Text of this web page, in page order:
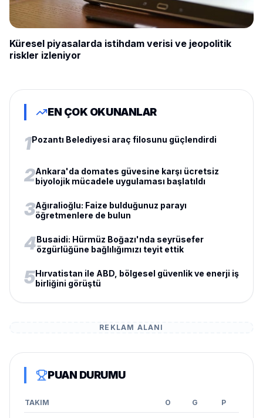
Küresel piyasalarda istihdam verisi ve jeopolitik
riskler izleniyor
EN ÇOK OKUNANLAR
1Pozantı Belediyesi araç filosunu güçlendirdi
2Ankara'da domates güvesine karşı ücretsiz
biyolojik mücadele uygulaması başlatıldı
3Ağıralioğlu: Faize bulduğunuz parayı
öğretmenlere de bulun
4Busaidi: Hürmüz Boğazı'nda seyrüsefer
özgürlüğüne bağlılığımızı teyit ettik
5Hırvatistan ile ABD, bölgesel güvenlik ve enerji iş
birliğini görüştü
REKLAM ALANI
PUAN DURUMU
TAKIM O G P